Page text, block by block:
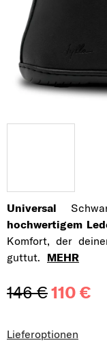
Universal
hochwertigem
Komfort, der
guttut. MEHR
146 €110 €
Lieferoptionen